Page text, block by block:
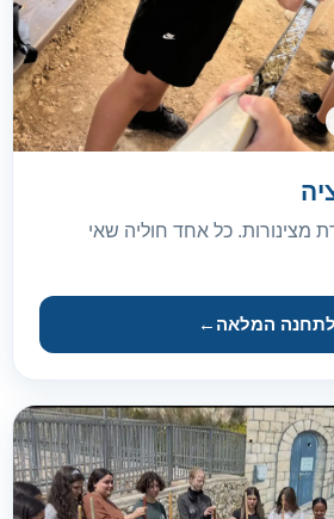
מצינורות. כל אחד חוליה שאי
לתחנה המלאה ←